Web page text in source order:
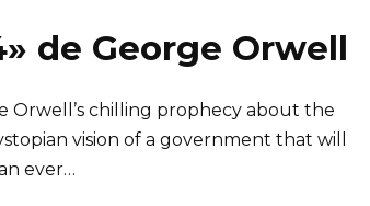
de George Orwell
Orwell’s chilling prophecy about the
vision of a government that will
ever…